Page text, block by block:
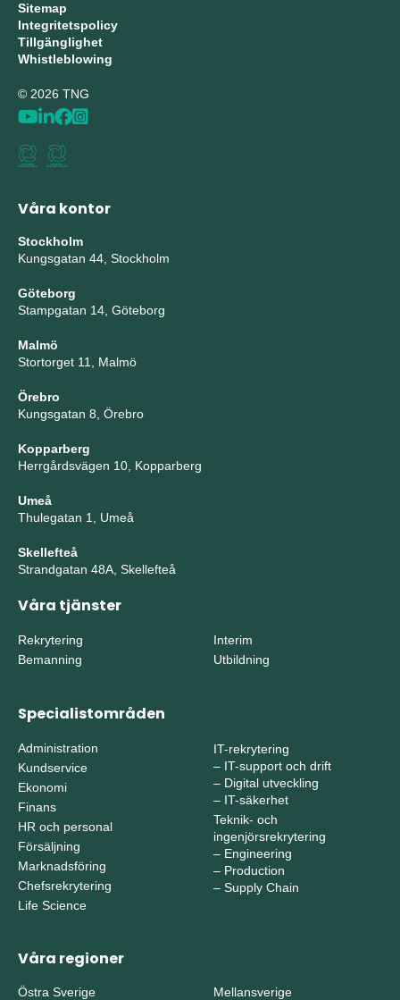
Sitemap
Integritetspolicy
Tillgänglighet
Whistleblowing
© 2026 TNG
Våra kontor
Stockholm
Kungsgatan 44, Stockholm
Göteborg
Stampgatan 14, Göteborg
Malmö
Stortorget 11, Malmö
Örebro
Kungsgatan 8, Örebro
Kopparberg
Herrgårdsvägen 10, Kopparberg
Umeå
Thulegatan 1, Umeå
Skellefteå
Strandgatan 48A, Skellefteå
Våra tjänster
Rekrytering
Bemanning
Interim
Utbildning
Specialistområden
Administration
Kundservice
Ekonomi
Finans
HR och personal
Försäljning
Marknadsföring
Chefsrekrytering
Life Science
IT-rekrytering
– IT-support och drift
– Digital utveckling
– IT-säkerhet
Teknik- och
ingenjörsrekrytering
– Engineering
– Production
– Supply Chain
Våra regioner
Östra Sverige Mellansverige